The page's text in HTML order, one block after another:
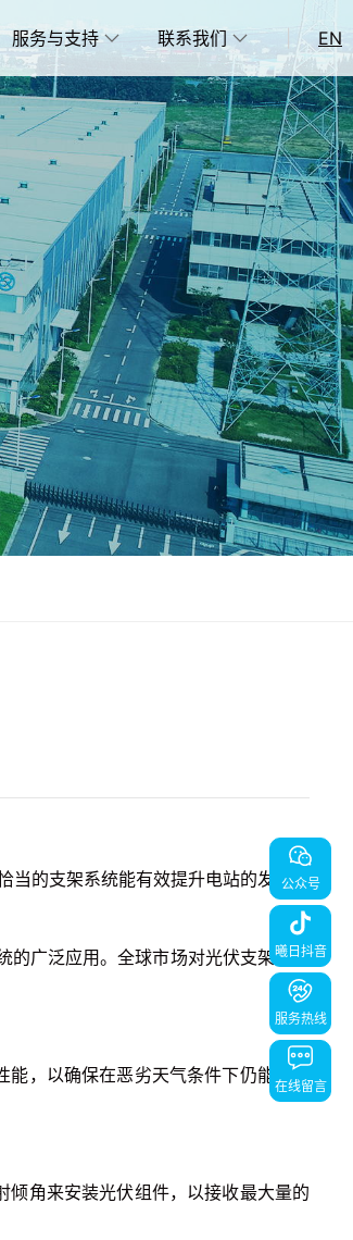
服务与支持 联系我们 EN
当的支架系统能有效提升电站的发电效
的广泛应用。全球市场对光伏支架的需
能，以确保在恶劣天气条件下仍能正常
倾角来安装光伏组件，以接收最大量的
公众号
曦日抖音
服务热线
在线留言